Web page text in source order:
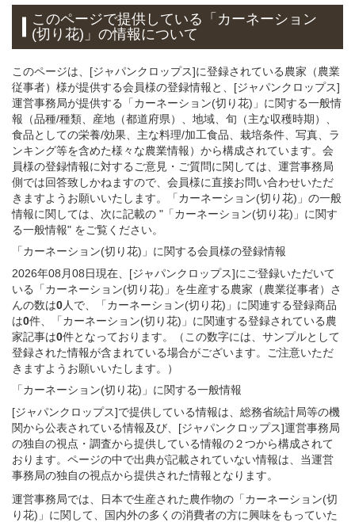
このページで提供している 「カーネーション
(切り花)」の情報について
このページは、[ジャパンクロップス]に登録されている農家（農業
従事者）様が提供する会員様の登録情報と、[ジャパンクロップス]
運営事務局が提供する「カーネーション(切り花)」に関する一般情
報（品種/種類、産地（都道府県）、地域、旬（主な収穫時期）、
食品としての栄養/効果、主な料理/加工食品、栽培条件、写真、ラ
ンキング等を含めた様々な農業情報）から構成されています。会
員様の登録情報に対するご意見・ご質問に関しては、運営事務局
側では回答致しかねますので、会員様に直接お問い合わせいただ
きますようお願いいたします。「カーネーション(切り花)」の一般
情報に関しては、次に記載の "「カーネーション(切り花)」に関す
る一般情報" をご覧ください。
「カーネーション(切り花)」 に関する会員様の登録情報
2026年08月08日現在、[ジャパンクロップス]にご登録いただいて
いる「カーネーション(切り花)」を生産する農家（農業従事者）さ
んの数は0人で、「カーネーション(切り花)」に関連する登録商品
は0件、「カーネーション(切り花)」に関連する登録されている農
家記事は0件となっております。（この数字には、サンプルとして
登録された情報が含まれている場合がございます。ご注意いただ
きますようお願いいたします。）
「カーネーション(切り花)」 に関する一般情報
[ジャパンクロップス]で提供している情報は、総務省統計局等の機
関から公表されている情報及び、[ジャパンクロップス]運営事務局
の独自の視点・調査から提供している情報の２つから構成されて
おります。ページの中で出典が記載されていない情報は、当運営
事務局の独自の視点から提供された情報となります。
運営事務局では、日本で生産された農作物の「カーネーション(切
り花)」に関して、国内外の多くの消費者の方に興味をもっていた